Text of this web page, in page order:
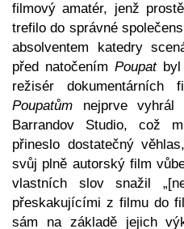
filmový amatér, jenž
trefilo do správné
absolventem katedry
před natočením Poupatbyl
režisér
Poupatům nejprve vyhrál
Barrandov Studio, což
přineslo dostatečný
svůj plně autorský film
vlastních slov snažil
přeskakujícími z filmu do
sám na základě jejich